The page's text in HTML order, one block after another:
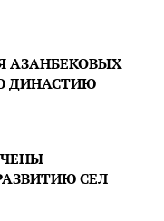
АЗАНБЕКОВЫХ
ДИНАСТИЮ
СЕЛ